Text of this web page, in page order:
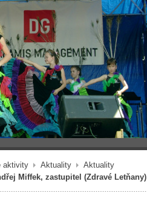
aktivity Aktuality
Aktuality
Miffek, zastupitel (Zdravé Letňany)